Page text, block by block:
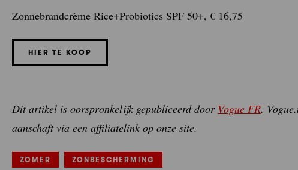
Zonnebrandcrème Rice+Probiotics SPF 50+, € 16,75
HIER TE KOOP
Dit artikel is oorspronkelijk gepubliceerd door Vogue FR.
aanschaft via een affiliatelink op onze site.
ZOMER ZONBESCHERMING